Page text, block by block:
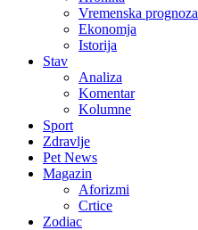
Vremenska prognoza
Ekonomja
Istorija
Stav
Analiza
Komentar
Kolumne
Sport
Zdravlje
Pet News
Magazin
Aforizmi
Crtice
Zodiac